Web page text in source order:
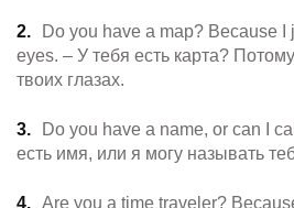
Do you have a map? Because I
eyes. – У тебя есть карта?
твоих глазах.
Do you have a name, or can I
есть имя, или я могу называть
Are you a time traveler?